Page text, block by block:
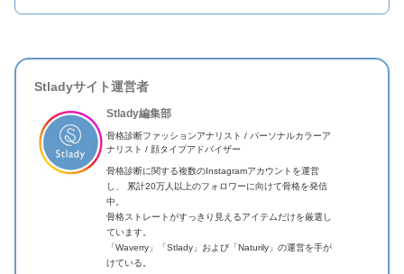
Stladyサイト運営者
Stlady編集部
骨格診断ファッションアナリスト / パーソナルカラーア
ナリスト / 顔タイプアドバイザー
骨格診断に関する複数のInstagramアカウントを運営
し、 累計20万人以上のフォロワーに向けて骨格を発信
中。
骨格ストレートがすっきり見えるアイテムだけを厳選し
ています。
「Waverry」「Stlady」および「Naturily」の運営を手が
けている。